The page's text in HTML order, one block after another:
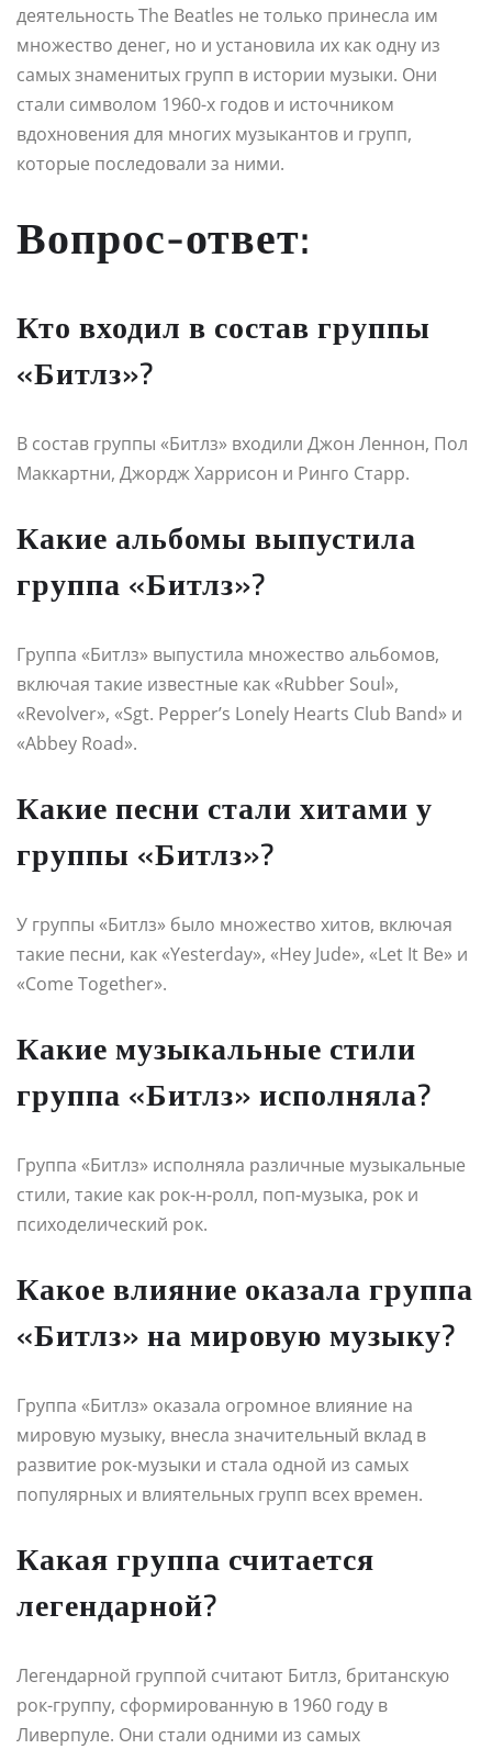
деятельность The Beatles не только принесла им
множество денег, но и установила их как одну из
самых знаменитых групп в истории музыки. Они
стали символом 1960-х годов и источником
вдохновения для многих музыкантов и групп,
которые последовали за ними.
Вопрос-ответ:
Кто входил в состав группы
«Битлз»?
В состав группы «Битлз» входили Джон Леннон, Пол
Маккартни, Джордж Харрисон и Ринго Старр.
Какие альбомы выпустила
группа «Битлз»?
Группа «Битлз» выпустила множество альбомов,
включая такие известные как «Rubber Soul»,
«Revolver», «Sgt. Pepper’s Lonely Hearts Club Band» и
«Abbey Road».
Какие песни стали хитами у
группы «Битлз»?
У группы «Битлз» было множество хитов, включая
такие песни, как «Yesterday», «Hey Jude», «Let It Be» и
«Come Together».
Какие музыкальные стили
группа «Битлз» исполняла?
Группа «Битлз» исполняла различные музыкальные
стили, такие как рок-н-ролл, поп-музыка, рок и
психоделический рок.
Какое влияние оказала группа
«Битлз» на мировую музыку?
Группа «Битлз» оказала огромное влияние на
мировую музыку, внесла значительный вклад в
развитие рок-музыки и стала одной из самых
популярных и влиятельных групп всех времен.
Какая группа считается
легендарной?
Легендарной группой считают Битлз, британскую
рок-группу, сформированную в 1960 году в
Ливерпуле. Они стали одними из самых